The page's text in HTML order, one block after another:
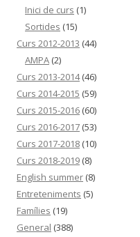
Inici de curs (1)
Sortides (15)
Curs 2012-2013 (44)
AMPA (2)
Curs 2013-2014(46)
Curs 2014-2015 (59)
Curs 2015-2016 (60)
Curs 2016-2017 (53)
Curs 2017-2018 (10)
Curs 2018-2019 (8)
English summer (8)
Entreteniments (5)
Famílies (19)
General (388)